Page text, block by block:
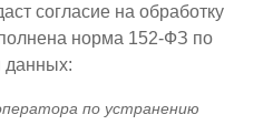
согласие на обработку
норма 152-ФЗ по
данных:
по устранению